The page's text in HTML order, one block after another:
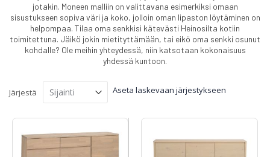
jotakin. Moneen malliin on valittavana esimerkiksi omaan
sisustukseen sopiva väri ja koko, jolloin oman lipaston löytäminen on
helpompaa. Tilaa oma senkkisi kätevästi Heinosilta kotiin
toimitettuna. Jäikö jokin mietityttämään, tai eikö oma senkki osunut
kohdalle? Ole meihin yhteydessä, niin katsotaan kokonaisuus
yhdessä kuntoon.
Järjestä Aseta laskevaan järjestykseen